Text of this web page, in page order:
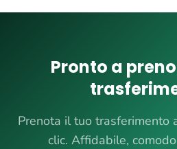
Pronto a
Prenota il tuo trasferimento
clic. Affidabile,